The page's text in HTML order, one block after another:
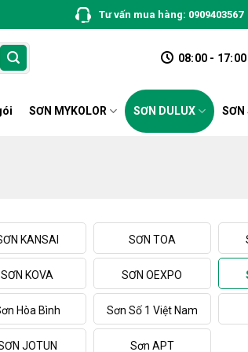
Tư vấn mua hàng: 0909403567
08:00 - 17:00
SƠN MYKOLOR SƠN DULUX SƠN
KANSAI SƠN TOA
SƠN KOVA SƠN OEXPO
Hòa Bình Sơn Số 1 Việt Nam
JOTUN Sơn APT